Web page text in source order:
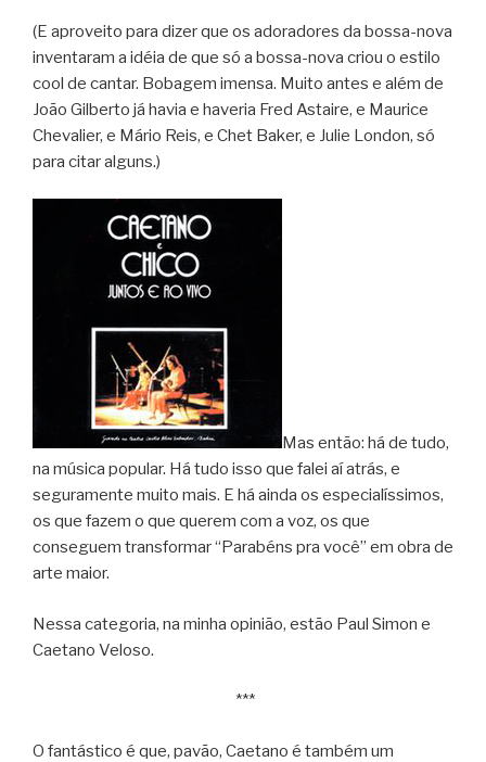
(E aproveito para dizer que os adoradores da bossa-nova
inventaram a idéia de que só a bossa-nova criou o estilo
cool de cantar. Bobagem imensa. Muito antes e além de
João Gilberto já havia e haveria Fred Astaire, e Maurice
Chevalier, e Mário Reis, e Chet Baker, e Julie London, só
para citar alguns.)
Mas então: há de tudo,
na música popular. Há tudo isso que falei aí atrás, e
seguramente muito mais. E há ainda os especialíssimos,
os que fazem o que querem com a voz, os que
conseguem transformar “Parabéns pra você” em obra de
arte maior.
Nessa categoria, na minha opinião, estão Paul Simon e
Caetano Veloso.
***
O fantástico é que, pavão, Caetano é também um